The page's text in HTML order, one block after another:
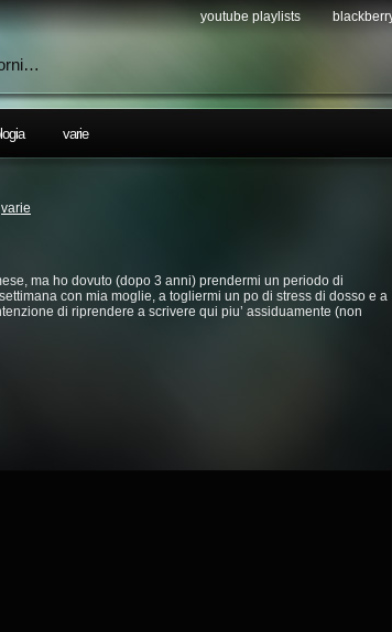
youtube playlists
varie
varie
ma ho dovuto (dopo 3 anni) prendermi un periodo di
con mia moglie, a togliermi un po di stress di dosso e a
di riprendere a scrivere qui piu’ assiduamente (non